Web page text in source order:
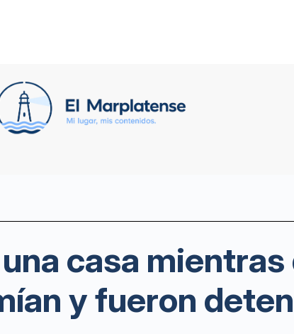
casa mientras
y fueron